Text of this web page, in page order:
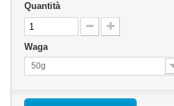
Quantità
Waga
50g